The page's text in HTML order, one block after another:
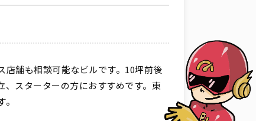
舗も相談可能なビルです。10坪前後
スターターの方におすすめです。東